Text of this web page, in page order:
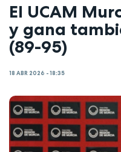
El UCAM
y gana
(89-95)
18 ABR 2026 - 18:35